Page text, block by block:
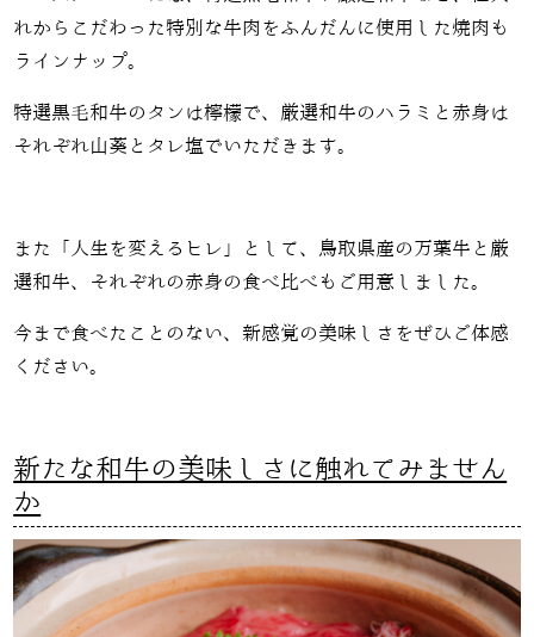
れからこだわった特別な牛肉をふんだんに使用した焼肉も
ラインナップ。
特選黒毛和牛のタンは檸檬で、厳選和牛のハラミと赤身は
それぞれ山葵とタレ塩でいただきます。
また「人生を変えるヒレ」として、鳥取県産の万葉牛と厳
選和牛、それぞれの赤身の食べ比べもご用意しました。
今まで食べたことのない、新感覚の美味しさをぜひご体感
ください。
新たな和牛の美味しさに触れてみません
か